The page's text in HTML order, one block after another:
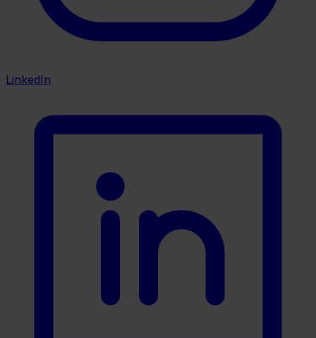
LinkedIn